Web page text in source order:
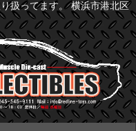
扱ってます。 横浜市港北区